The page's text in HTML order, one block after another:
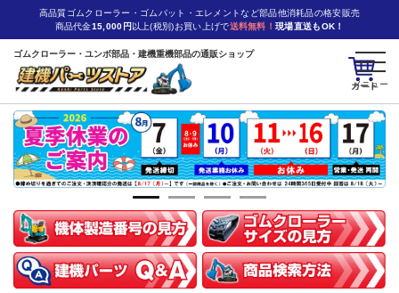
カート
高品質ゴムクローラー・ゴムパット・エレメントなど部品他消耗品の格安販売
商品代金15,000円 以上(税別)お買い上げで送料無料！ 現場直送もOK！
ゴムクローラー・ユンボ部品・建機重機部品の通販ショップ